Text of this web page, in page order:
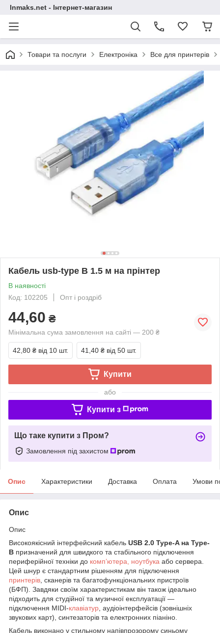
Inmaks.net - Інтернет-магазин
Товари та послуги Електроніка Все для принтерів
Кабель usb-type B 1.5 м на прінтер
В наявності
Код: 102205
Опт і роздріб
44,60 ₴
Мінімальна сума замовлення на сайті — 200 ₴
42,80 ₴ від 10 шт. 41,40 ₴ від 50 шт.
Купити
або
Купити з
Що таке купити з Пром?
Замовлення під захистом
Опис Характеристики Доставка Оплата Умови
Опис
Опис
Високоякісний інтерфейсний кабель USB 2.0 Type-A на Type-
B призначений для швидкого та стабільного підключення
периферійної техніки до комп’ютера, ноутбука або сервера.
Цей шнур є стандартним рішенням для підключення
принтерів , сканерів та багатофункціональних пристроїв
(БФП). Завдяки своїм характеристикам він також ідеально
підходить для студійної та музичної експлуатації —
підключення MIDI-клавіатур , аудіоінтерфейсів (зовнішніх
звукових карт), синтезаторів та електронних піаніно.
Кабель виконано у стильному напівпрозорому синьому